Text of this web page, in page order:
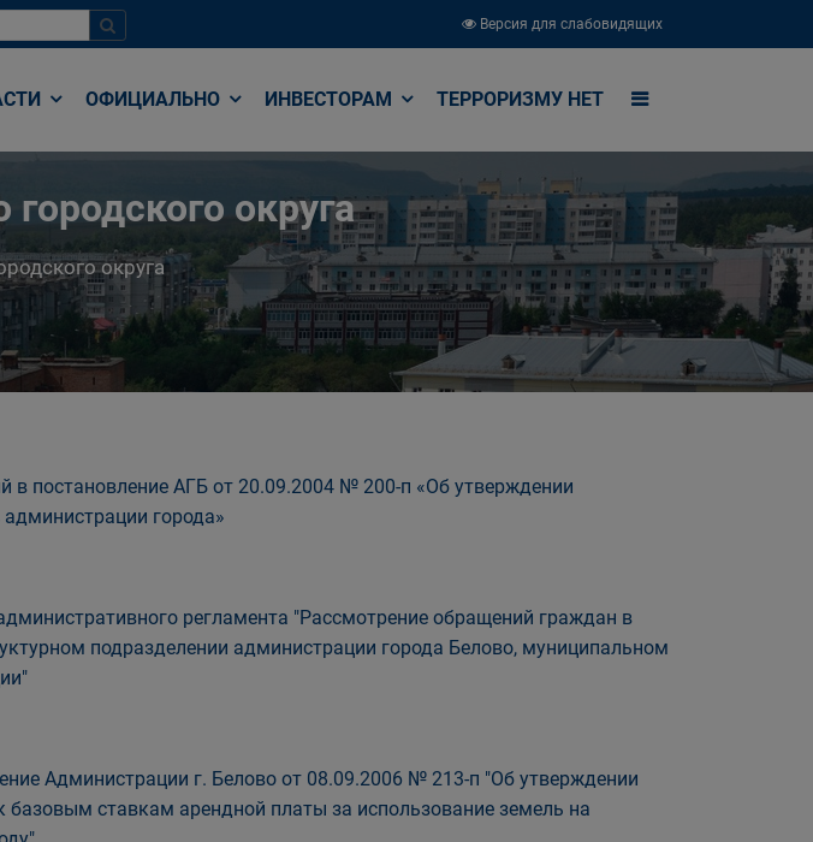
Версия для слабовидящих
ОФИЦИАЛЬНО ИНВЕСТОРАМ ТЕРРОРИЗМУ НЕТ
округа
округа
в постановление АГБ от 20.09.2004 № 200-п «Об утверждении
города»
регламента "Рассмотрение обращений граждан в
подразделении администрации города Белово, муниципальном
Администрации г. Белово от 08.09.2006 № 213-п "Об утверждении
ставкам арендной платы за использование земель на